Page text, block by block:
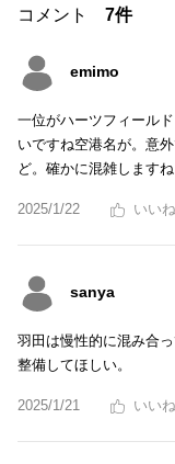
コメント 7件
emimo
一位がハーツフィール
いですね空港名が。意
ど。確かに混雑しますね
2025/1/22
sanya
羽田は慢性的に混み合
整備してほしい。
2025/1/21